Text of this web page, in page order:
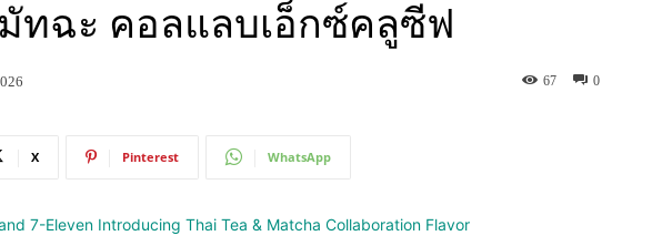
ทฉะ คอลแลบเอ็กซ์คลูซีฟ
0
67
X Pinterest WhatsApp